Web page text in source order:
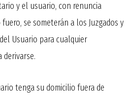
y el usuario, con renuncia
se someterán a los Juzgados y
Usuario para cualquier
derivarse.
tenga su domicilio fuera de